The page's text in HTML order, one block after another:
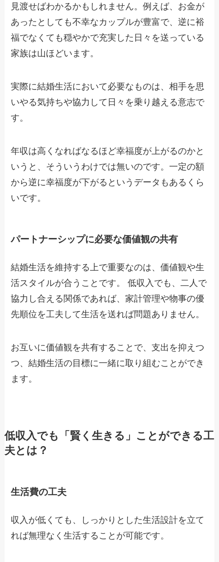
見渡せばわかるかもしれません。例えば、お金が
あったとしても不幸なカップルが豊富で、逆に裕
福でなくても穏やかで充実した日々を送っている
家族は山ほどいます。
実際に結婚生活において必要なものは、相手を思
いやる気持ちや協力して日々を乗り越える意志で
す。
年収は高くなればなるほど幸福度が上がるのかと
いうと、そういうわけでは無いのです。一定の額
から逆に幸福度が下がるというデータもあるくら
いです。
パートナーシップに必要な価値観の共有
結婚生活を維持する上で重要なのは、価値観や生
活スタイルが合うことです。 低収入でも、二人で
協力し合える関係であれば、家計管理や物事の優
先順位を工夫して生活を送れば問題ありません。
お互いに価値観を共有することで、支出を抑えつ
つ、結婚生活の目標に一緒に取り組むことができ
ます。
低収入でも「賢く生きる」ことができる工
夫とは？
生活費の工夫
収入が低くても、しっかりとした生活設計を立て
れば無理なく生活することが可能です。